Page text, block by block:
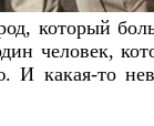
который
человек,
И какая-то